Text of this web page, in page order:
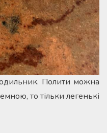
Полити можна
то тільки легенькі